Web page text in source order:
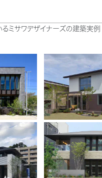
るミサワデザイナーズの建築実例